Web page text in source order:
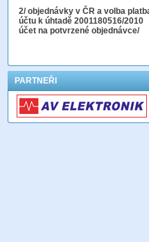
2/ objednávky v ČR a volba
účtu k úhtadě 2001180516/2010
účet na potvrzené objednávce/
PARTNEŘI